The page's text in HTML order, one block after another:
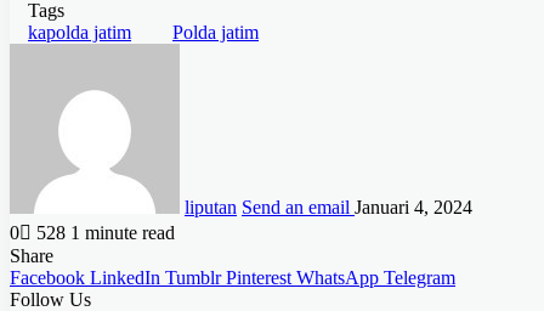
Tags
kapolda jatim
Polda jatim
liputan Send an email Januari 4, 2024
0
528 1 minute read
Share
Facebook LinkedIn Tumblr Pinterest WhatsApp Telegram
Follow Us